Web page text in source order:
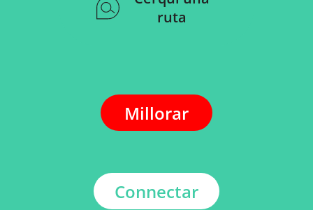
ruta
Millorar
Connectar